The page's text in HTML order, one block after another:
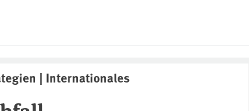
| Internationales